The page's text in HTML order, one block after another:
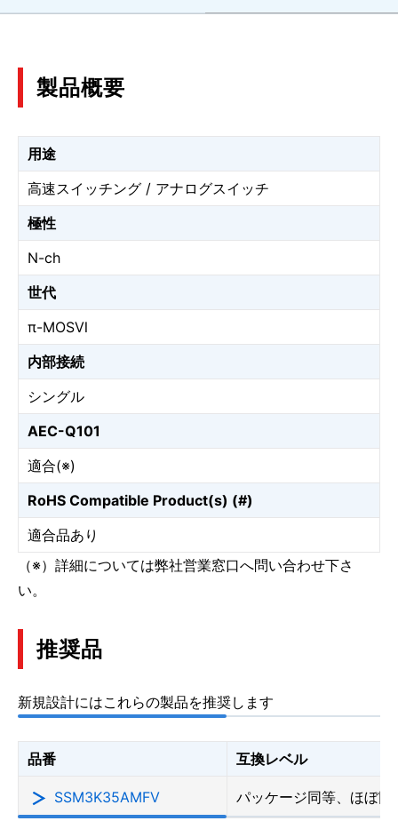
製品概要
用途
高速スイッチング / アナログスイッチ
極性
N-ch
世代
π-MOSⅥ
内部接続
シングル
AEC-Q101
適合(※)
RoHS Compatible Product(s) (#)
適合品あり
（※）詳細については弊社営業窓口へ問い合わせ下さ
い。
推奨品
新規設計にはこれらの製品を推奨します
品番 互換レベル
SSM3K35AMFV パッケージ同等、ほぼ同